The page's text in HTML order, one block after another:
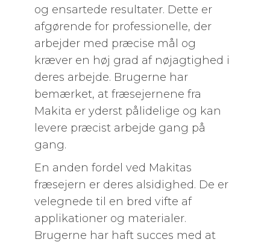
og ensartede resultater. Dette er
afgørende for professionelle, der
arbejder med præcise mål og
kræver en høj grad af nøjagtighed i
deres arbejde. Brugerne har
bemærket, at fræsejernene fra
Makita er yderst pålidelige og kan
levere præcist arbejde gang på
gang.
En anden fordel ved Makitas
fræsejern er deres alsidighed. De er
velegnede til en bred vifte af
applikationer og materialer.
Brugerne har haft succes med at